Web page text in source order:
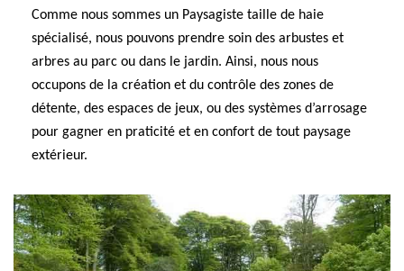
Comme nous sommes un Paysagiste taille de haie
spécialisé, nous pouvons prendre soin des arbustes et
arbres au parc ou dans le jardin. Ainsi, nous nous
occupons de la création et du contrôle des zones de
détente, des espaces de jeux, ou des systèmes d’arrosage
pour gagner en praticité et en confort de tout paysage
extérieur.